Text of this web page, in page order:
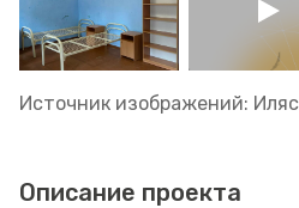
Источник изображений:
Описание проекта